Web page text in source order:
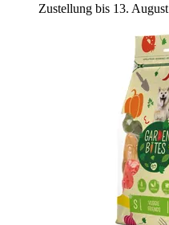
Zustellung bis 13. August